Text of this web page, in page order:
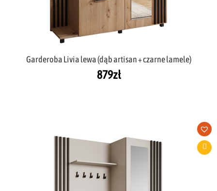
Garderoba Livia lewa (dąb artisan + czarne lamele)
879zł